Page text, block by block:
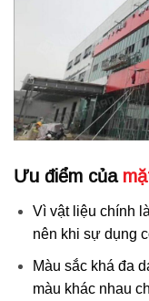
Ưu điểm của
Vì vật liệu chính
nên khi sự dụng
Màu sắc khá đa
màu khác nhau